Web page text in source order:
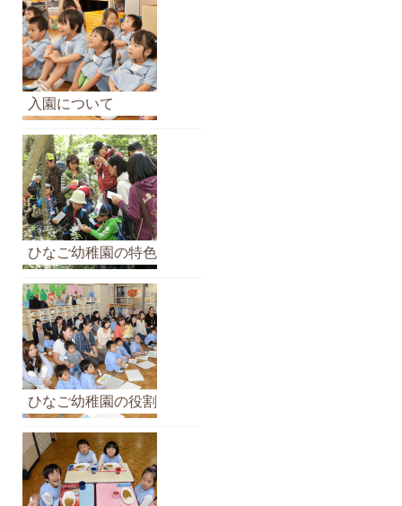
せ
の
ア
ー
カ
イ
ブ
入園について
ひなご幼稚園の特色
ひなご幼稚園の役割